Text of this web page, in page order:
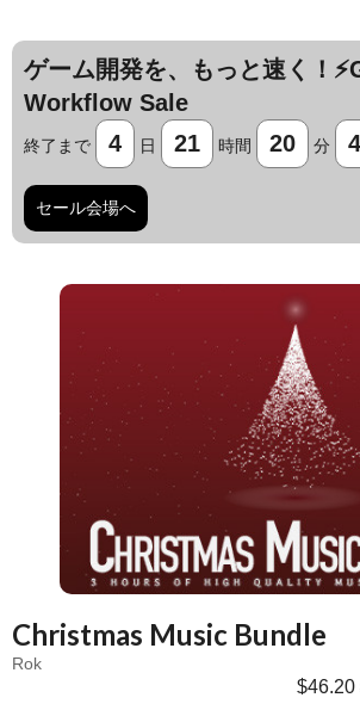
ゲーム開発を、もっと速く！
Workflow Sale
終了まで 4 日 21 時間 20 分 3
セール会場へ
Christmas Music Bundle
Rok
$46.20